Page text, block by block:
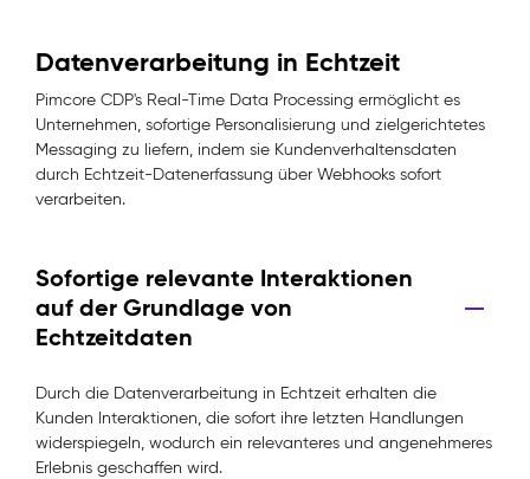
Datenverarbeitung in Echtzeit
Pimcore CDP's Real-Time Data Processing ermöglicht es
Unternehmen, sofortige Personalisierung und zielgerichtetes
Messaging zu liefern, indem sie Kundenverhaltensdaten
durch Echtzeit-Datenerfassung über Webhooks sofort
verarbeiten.
Sofortige relevante Interaktionen
auf der Grundlage von
Echtzeitdaten
Durch die Datenverarbeitung in Echtzeit erhalten die
Kunden Interaktionen, die sofort ihre letzten Handlungen
widerspiegeln, wodurch ein relevanteres und angenehmeres
Erlebnis geschaffen wird.